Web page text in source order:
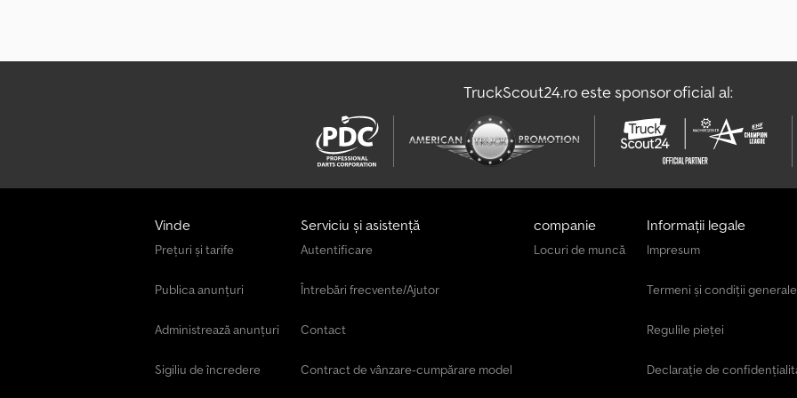
TruckScout24.ro este sponsor oficial al:
Vinde
Prețuri și tarife
Publica anunțuri
Administrează anunțuri
Sigiliu de încredere
Serviciu și asistență
Autentificare
Întrebări frecvente/Ajutor
Contact
Contract de vânzare-cumpărare model
companie
Locuri de muncă
Informații legale
Impresum
Termeni și condiții generale
Regulile pieței
Declarație de